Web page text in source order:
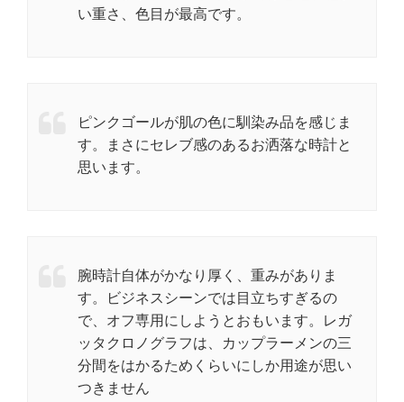
い重さ、色目が最高です。
ピンクゴールが肌の色に馴染み品を感じま
す。まさにセレブ感のあるお洒落な時計と
思います。
腕時計自体がかなり厚く、重みがありま
す。ビジネスシーンでは目立ちすぎるの
で、オフ専用にしようとおもいます。レガ
ッタクロノグラフは、カップラーメンの三
分間をはかるためくらいにしか用途が思い
つきません